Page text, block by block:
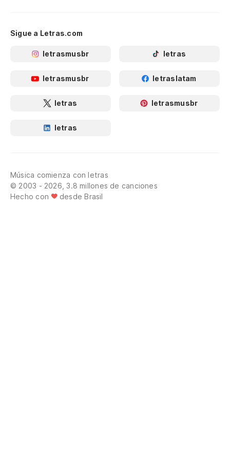
Sigue a Letras.com
letrasmusbr letras
letrasmusbr letraslatam
letras letrasmusbr
letras
Música comienza con letras
© 2003 - 2026, 3.8 millones de canciones
Hecho con
desde Brasil